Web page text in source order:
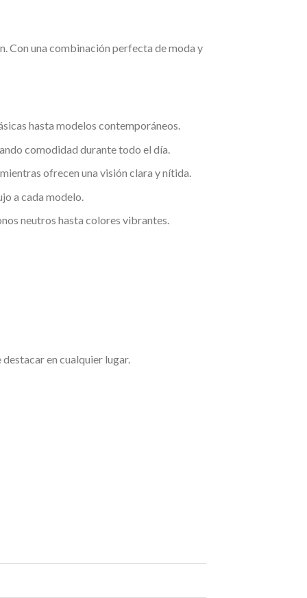
Con una combinación perfecta de moda y
hasta modelos contemporáneos.
comodidad durante todo el día.
ofrecen una visión clara y nítida.
a cada modelo.
neutros hasta colores vibrantes.
en cualquier lugar.